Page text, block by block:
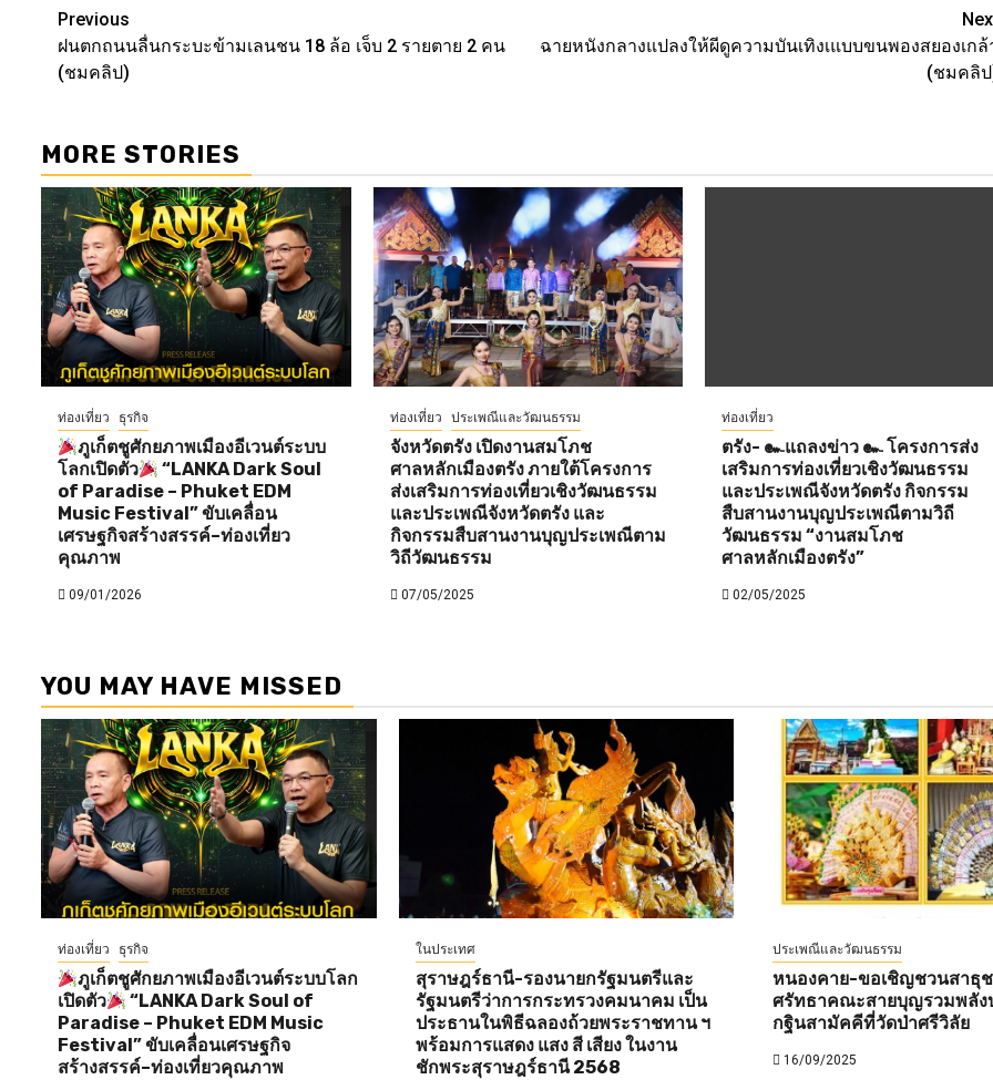
Post
navigation
Previous
ฝนตกถนนลื่นกระบะข้ามเลนชน 18 ล้อ เจ็บ 2 รายตาย 2 คน
(ชมคลิป)
ฉายหนังกลางแปลงให้ผีดูความบันเทิงเแบบขนพองสยองเกล้
(ชมคลิ
MORE STORIES
ท่องเที่ยว ธุรกิจ
ภูเก็ตชูศักยภาพเมืองอีเวนต์ระบบ
โลกเปิดตัว
“LANKA Dark Soul
of Paradise – Phuket EDM
Music Festival” ขับเคลื่อน
เศรษฐกิจสร้างสรรค์–ท่องเที่ยว
คุณภาพ
09/01/2026
ท่องเที่ยว ประเพณีและวัฒนธรรม
จังหวัดตรัง เปิดงานสมโภช
ศาลหลักเมืองตรัง ภายใต้โครงการ
ส่งเสริมการท่องเที่ยวเชิงวัฒนธรรม
และประเพณีจังหวัดตรัง และ
กิจกรรมสืบสานงานบุญประเพณีตาม
วิถีวัฒนธรรม
07/05/2025
ท่องเที่ยว
ตรัง- ๛แถลงข่าว ๛ โครงการส่ง
เสริมการท่องเที่ยวเชิงวัฒนธรรม
และประเพณีจังหวัดตรัง กิจกรรม
สืบสานงานบุญประเพณีตามวิถี
วัฒนธรรม “งานสมโภช
ศาลหลักเมืองตรัง”
02/05/2025
YOU MAY HAVE MISSED
ท่องเที่ยว ธุรกิจ
ภูเก็ตชูศักยภาพเมืองอีเวนต์ระบบโลก
เปิดตัว
“LANKA Dark Soul of
Paradise – Phuket EDM Music
Festival” ขับเคลื่อนเศรษฐกิจ
สร้างสรรค์–ท่องเที่ยวคุณภาพ
ในประเทศ
สุราษฎร์ธานี-รองนายกรัฐมนตรีและ
รัฐมนตรีว่าการกระทรวงคมนาคม เป็น
ประธานในพิธีฉลองถ้วยพระราชทาน ฯ
พร้อมการแสดง แสง สี เสียง ในงาน
ชักพระสุราษฎร์ธานี 2568
ประเพณีและวัฒนธรรม
หนองคาย-ขอเชิญชวนสาธุ
ศรัทธาคณะสายบุญรวมพลั
กฐินสามัคคีที่วัดป่าศรีวิลัย
16/09/2025